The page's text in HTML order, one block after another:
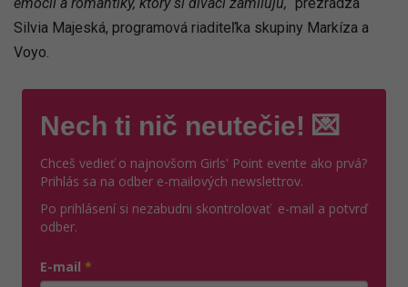
Silvia Majeská, programová riaditeľka skupiny Markíza a
Voyo.
Nech ti nič neutečie! 💌
Chceš vedieť o najnovšom Girls' Point evente ako prvá?
Prihlás sa na odber e-mailových newslettrov.
Po prihlásení si nezabudni skontrolovať e-mail a potvrď
odber.
E-mail *